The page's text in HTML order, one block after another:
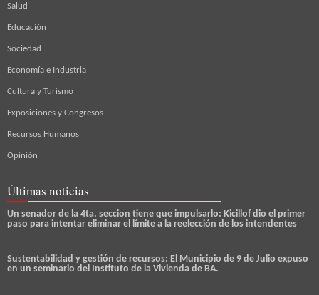
Salud
Educación
Sociedad
Economía e Industria
Cultura y Turismo
Exposiciones y Congresos
Recursos Humanos
Opinión
Últimas noticias
Un senador de la 4ta. seccion tiene que impulsarlo: Kicillof dio el primer
paso para intentar eliminar el límite a la reelección de los intendentes
Sustentabilidad y gestión de recursos: El Municipio de 9 de Julio expuso
en un seminario del Instituto de la Vivienda de BA.